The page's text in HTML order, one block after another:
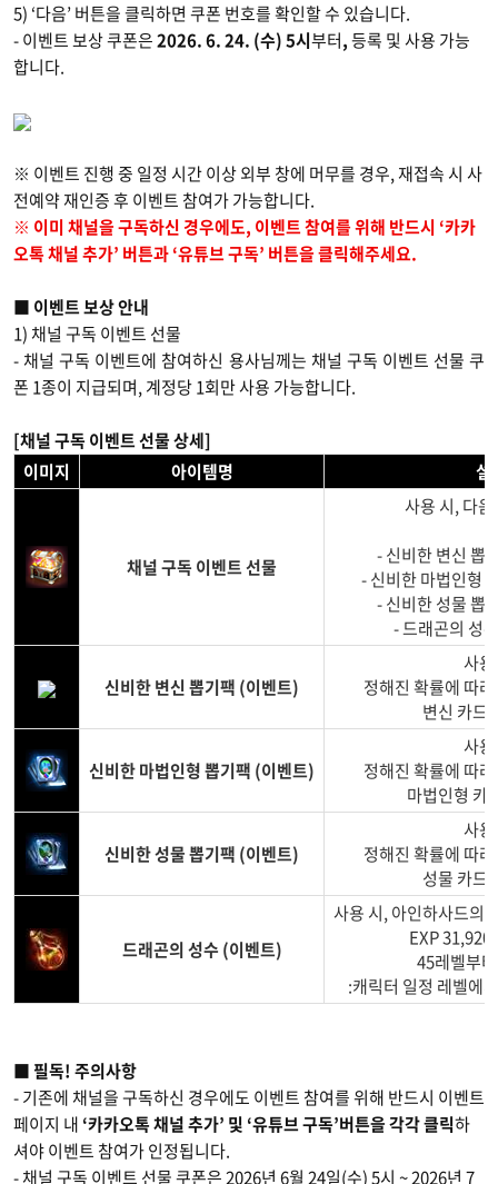
5) ‘다음’ 버튼을 클릭하면 쿠폰 번호를 확인할 수 있습니다.
- 이벤트 보상 쿠폰은2026. 6. 24. (수) 5시부터,등록 및 사용 가능
합니다.
※ 이벤트 진행 중 일정 시간 이상 외부 창에 머무를 경우, 재접속 시 사
전예약 재인증 후 이벤트 참여가 가능합니다.
※ 이미 채널을 구독하신 경우에도, 이벤트 참여를 위해 반드시 ‘카카
오톡 채널 추가’ 버튼과 ‘유튜브 구독’ 버튼을 클릭해주세요.
■ 이벤트 보상 안내
1) 채널 구독 이벤트 선물
- 채널 구독 이벤트에 참여하신 용사님께는 채널 구독 이벤트 선물 쿠
폰 1종이 지급되며, 계정당 1회만 사용 가능합니다.
[채널 구독 이벤트 선물 상세]
이미지
아이템명 설
채널 구독 이벤트 선물
사용 시, 다
- 신비한 변신 뽑
- 신비한 마법인형
- 신비한 성물 뽑
- 드래곤의 성
신비한 변신 뽑기팩 (이벤트)
사
정해진 확률에 따
변신 카드
신비한 마법인형 뽑기팩 (이벤트)
사
정해진 확률에 따
마법인형 카
신비한 성물 뽑기팩 (이벤트)
사
정해진 확률에 따
성물 카드
드래곤의 성수 (이벤트)
사용 시, 아인하사드의
EXP
45레벨부
:캐릭터 일정 레벨에
■ 필독! 주의사항
- 기존에 채널을 구독하신 경우에도 이벤트 참여를 위해 반드시 이벤트
페이지 내 ‘카카오톡 채널 추가’ 및 ‘유튜브 구독’버튼을 각각 클릭하
셔야 이벤트 참여가 인정됩니다.
- 채널 구독 이벤트 선물 쿠폰은 2026년 6월 24일(수) 5시 ~ 2026년 7